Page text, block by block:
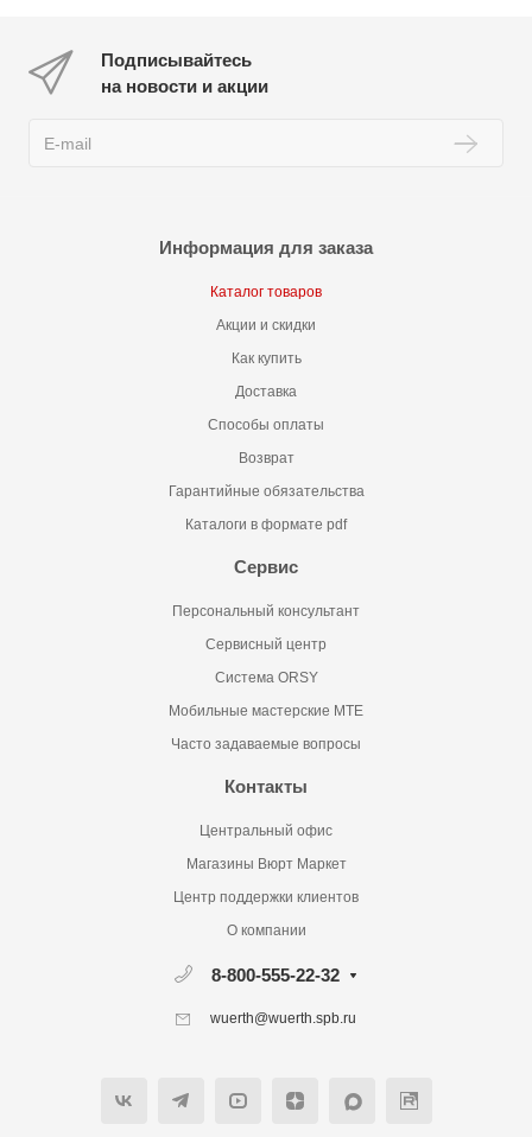
Подписывайтесь
на новости и акции
Информация для заказа
Каталог товаров
Акции и скидки
Как купить
Доставка
Способы оплаты
Возврат
Гарантийные обязательства
Каталоги в формате pdf
Сервис
Персональный консультант
Сервисный центр
Система ORSY
Мобильные мастерские MTE
Часто задаваемые вопросы
Контакты
Центральный офис
Магазины Вюрт Маркет
Центр поддержки клиентов
О компании
8-800-555-22-32
wuerth@wuerth.spb.ru